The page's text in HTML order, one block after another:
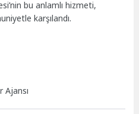
bu anlamlı hizmeti,
karşılandı.
Ajansı